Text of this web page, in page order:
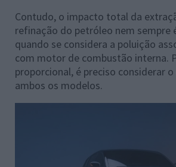
Contudo, o impacto total da
refinação do petróleo nem sempre
quando se considera a poluição
com motor de combustão interna.
proporcional, é preciso considerar
ambos os modelos.